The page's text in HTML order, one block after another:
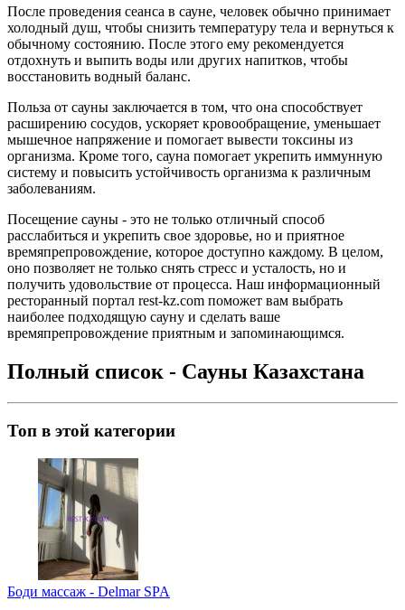
После проведения сеанса в сауне, человек обычно принимает
холодный душ, чтобы снизить температуру тела и вернуться к
обычному состоянию. После этого ему рекомендуется
отдохнуть и выпить воды или других напитков, чтобы
восстановить водный баланс.
Польза от сауны заключается в том, что она способствует
расширению сосудов, ускоряет кровообращение, уменьшает
мышечное напряжение и помогает вывести токсины из
организма. Кроме того, сауна помогает укрепить иммунную
систему и повысить устойчивость организма к различным
заболеваниям.
Посещение сауны - это не только отличный способ
расслабиться и укрепить свое здоровье, но и приятное
времяпрепровождение, которое доступно каждому. В целом,
оно позволяет не только снять стресс и усталость, но и
получить удовольствие от процесса. Наш информационный
ресторанный портал rest-kz.com поможет вам выбрать
наиболее подходящую сауну и сделать ваше
времяпрепровождение приятным и запоминающимся.
Полный список - Сауны Казахстана
Топ в этой категории
Боди массаж - Delmar SPA